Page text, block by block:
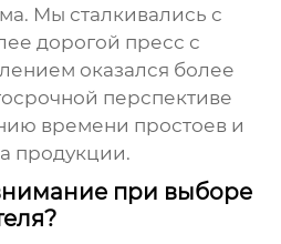
Мы сталкивались с
дорогой пресс с
оказался более
перспективе
времени простоев и
продукции.
при выборе